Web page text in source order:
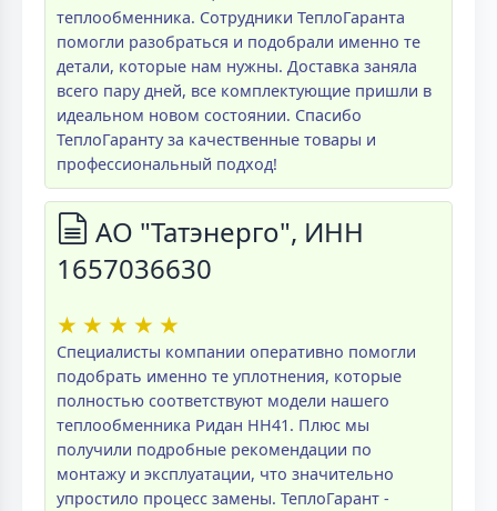
теплообменника. Сотрудники ТеплоГаранта
помогли разобраться и подобрали именно те
детали, которые нам нужны. Доставка заняла
всего пару дней, все комплектующие пришли в
идеальном новом состоянии. Спасибо
ТеплоГаранту за качественные товары и
профессиональный подход!
АО "Татэнерго", ИНН
1657036630
★ ★ ★ ★ ★
Специалисты компании оперативно помогли
подобрать именно те уплотнения, которые
полностью соответствуют модели нашего
теплообменника Ридан НН41. Плюс мы
получили подробные рекомендации по
монтажу и эксплуатации, что значительно
упростило процесс замены. ТеплоГарант -